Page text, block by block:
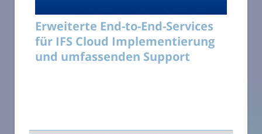
Erweiterte End-to-End-Services
für IFS Cloud Implementierung
und umfassenden Support